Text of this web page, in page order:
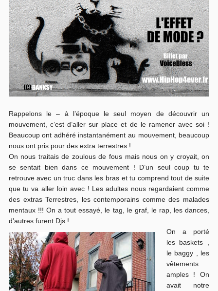
Rappelons le – à l’époque le seul moyen de découvrir un
mouvement, c’est d’aller sur place et de le ramener avec soi !
Beaucoup ont adhéré instantanément au mouvement, beaucoup
nous ont pris pour des extra terrestres !
On nous traitais de zoulous de fous mais nous on y croyait, on
se sentait bien dans ce mouvement ! D’un seul coup tu te
retrouve avec un truc dans les bras et tu comprend tout de suite
que tu va aller loin avec ! Les adultes nous regardaient comme
des extras Terrestres, les contemporains comme des malades
mentaux !!! On a tout essayé, le tag, le graf, le rap, les dances,
d’autres furent Djs !
On a porté
les baskets ,
le baggy , les
vêtements
amples ! On
avait notre